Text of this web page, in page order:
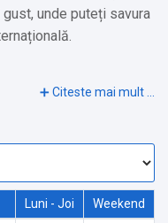
unde puteți savura
culinara, unde
poate fi spațiul ideal
mese festive și
Luni - Joi Weekend